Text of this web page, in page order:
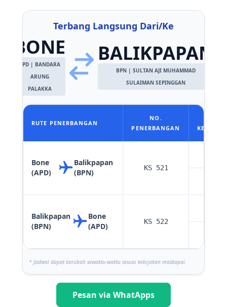
Terbang Langsung Dari/Ke
BONE
APD | BANDARA
ARUNG
PALAKKA
BALIKPAPAN
BPN | SULTAN AJI MUHAMMAD
SULAIMAN SEPINGGAN
RUTE PENERBANGAN
NO.
PENERBANGAN
Bone
(APD)
Balikpapan
(BPN)
KS 521
Balikpapan
(BPN)
Bone
(APD)
KS 522
* Jadwal dapat berubah sewaktu-waktu sesuai kebijakan maskapai.
Pesan via WhatApps